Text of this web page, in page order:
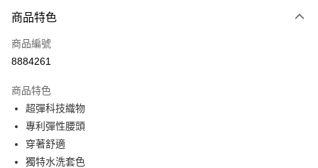
信用卡一次付款
LINE Pay
悠遊付
Google Pay
全盈+PAY
商品特色
商品編號
8884261
商品特色
超彈科技織物
專利彈性腰頭
穿著舒適
獨特水洗套色